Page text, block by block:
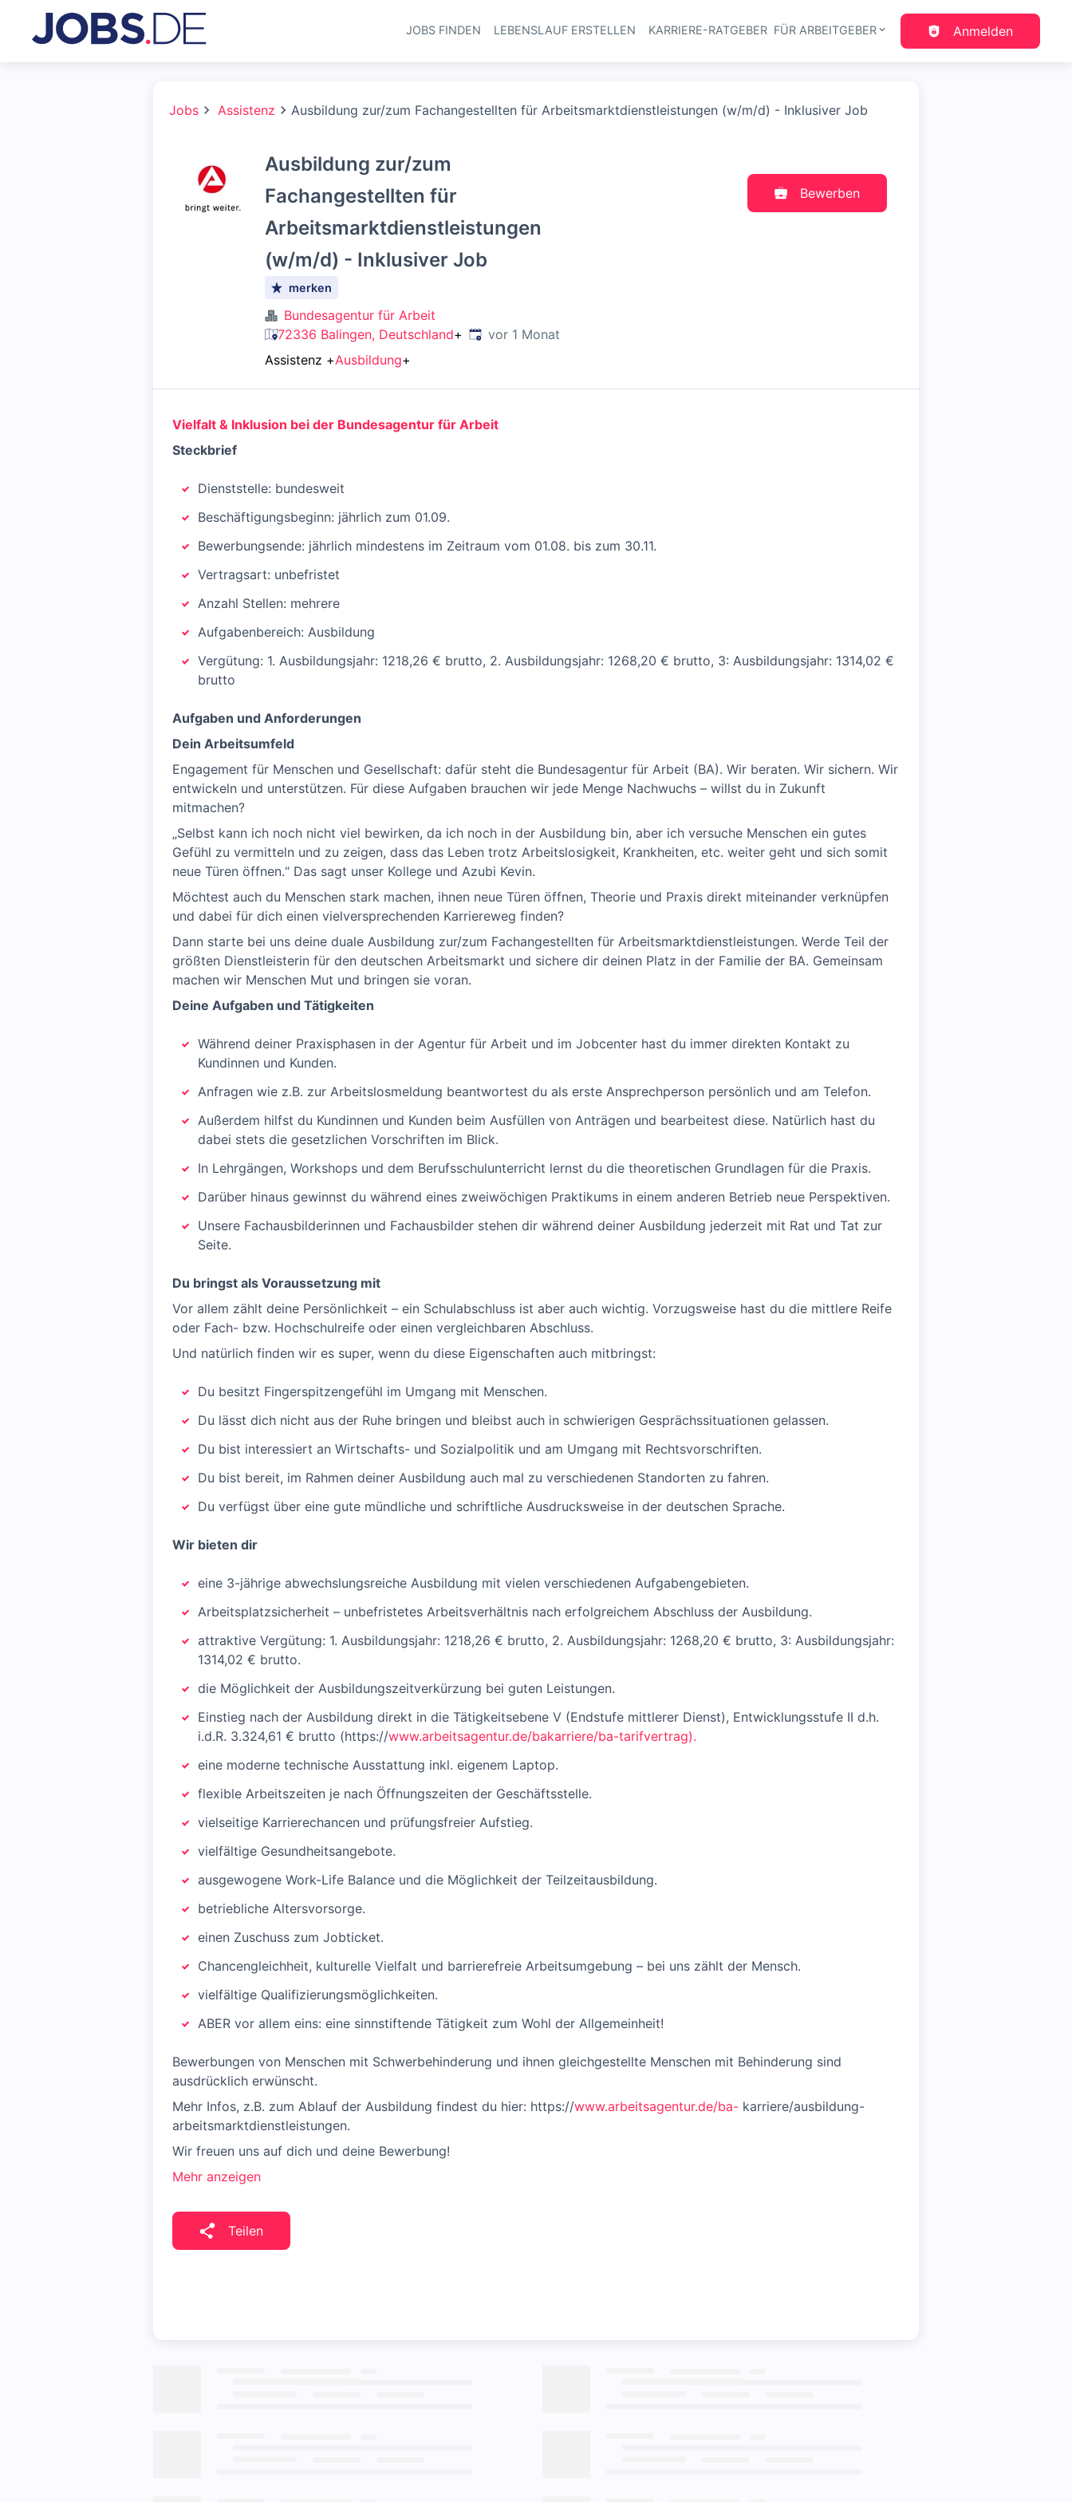
Haupt-Navigation
JOBS FINDEN LEBENSLAUF ERSTELLEN KARRIERE-RATGEBER FÜR ARBEITGEBER Anmelden
Jobs Assistenz Ausbildung zur/zum Fachangestellten für Arbeitsmarktdienstleistungen (w/m/d) - Inklusiver Job
Ausbildung zur/zum
Fachangestellten für
Arbeitsmarktdienstleistungen
(w/m/d) - Inklusiver Job
merken
Bundesagentur für Arbeit
72336 Balingen, Deutschland+ Veröffentlicht:
vor 1 Monat
Assistenz +Ausbildung+
Bewerben
Vielfalt & Inklusion bei der Bundesagentur für Arbeit
Steckbrief
Dienststelle: bundesweit
Beschäftigungsbeginn: jährlich zum 01.09.
Bewerbungsende: jährlich mindestens im Zeitraum vom 01.08. bis zum 30.11.
Vertragsart: unbefristet
Anzahl Stellen: mehrere
Aufgabenbereich: Ausbildung
Vergütung: 1. Ausbildungsjahr: 1218,26 € brutto, 2. Ausbildungsjahr: 1268,20 € brutto, 3: Ausbildungsjahr: 1314,02 €
brutto
Aufgaben und Anforderungen
Dein Arbeitsumfeld
Engagement für Menschen und Gesellschaft: dafür steht die Bundesagentur für Arbeit (BA). Wir beraten. Wir sichern. Wir
entwickeln und unterstützen. Für diese Aufgaben brauchen wir jede Menge Nachwuchs – willst du in Zukunft
mitmachen?
„Selbst kann ich noch nicht viel bewirken, da ich noch in der Ausbildung bin, aber ich versuche Menschen ein gutes
Gefühl zu vermitteln und zu zeigen, dass das Leben trotz Arbeitslosigkeit, Krankheiten, etc. weiter geht und sich somit
neue Türen öffnen.“ Das sagt unser Kollege und Azubi Kevin.
Möchtest auch du Menschen stark machen, ihnen neue Türen öffnen, Theorie und Praxis direkt miteinander verknüpfen
und dabei für dich einen vielversprechenden Karriereweg finden?
Dann starte bei uns deine duale Ausbildung zur/zum Fachangestellten für Arbeitsmarktdienstleistungen. Werde Teil der
größten Dienstleisterin für den deutschen Arbeitsmarkt und sichere dir deinen Platz in der Familie der BA. Gemeinsam
machen wir Menschen Mut und bringen sie voran.
Deine Aufgaben und Tätigkeiten
Während deiner Praxisphasen in der Agentur für Arbeit und im Jobcenter hast du immer direkten Kontakt zu
Kundinnen und Kunden.
Anfragen wie z.B. zur Arbeitslosmeldung beantwortest du als erste Ansprechperson persönlich und am Telefon.
Außerdem hilfst du Kundinnen und Kunden beim Ausfüllen von Anträgen und bearbeitest diese. Natürlich hast du
dabei stets die gesetzlichen Vorschriften im Blick.
In Lehrgängen, Workshops und dem Berufsschulunterricht lernst du die theoretischen Grundlagen für die Praxis.
Darüber hinaus gewinnst du während eines zweiwöchigen Praktikums in einem anderen Betrieb neue Perspektiven.
Unsere Fachausbilderinnen und Fachausbilder stehen dir während deiner Ausbildung jederzeit mit Rat und Tat zur
Seite.
Du bringst als Voraussetzung mit
Vor allem zählt deine Persönlichkeit – ein Schulabschluss ist aber auch wichtig. Vorzugsweise hast du die mittlere Reife
oder Fach- bzw. Hochschulreife oder einen vergleichbaren Abschluss.
Und natürlich finden wir es super, wenn du diese Eigenschaften auch mitbringst:
Du besitzt Fingerspitzengefühl im Umgang mit Menschen.
Du lässt dich nicht aus der Ruhe bringen und bleibst auch in schwierigen Gesprächssituationen gelassen.
Du bist interessiert an Wirtschafts- und Sozialpolitik und am Umgang mit Rechtsvorschriften.
Du bist bereit, im Rahmen deiner Ausbildung auch mal zu verschiedenen Standorten zu fahren.
Du verfügst über eine gute mündliche und schriftliche Ausdrucksweise in der deutschen Sprache.
Wir bieten dir
eine 3-jährige abwechslungsreiche Ausbildung mit vielen verschiedenen Aufgabengebieten.
Arbeitsplatzsicherheit – unbefristetes Arbeitsverhältnis nach erfolgreichem Abschluss der Ausbildung.
attraktive Vergütung: 1. Ausbildungsjahr: 1218,26 € brutto, 2. Ausbildungsjahr: 1268,20 € brutto, 3: Ausbildungsjahr:
1314,02 € brutto.
die Möglichkeit der Ausbildungszeitverkürzung bei guten Leistungen.
Einstieg nach der Ausbildung direkt in die Tätigkeitsebene V (Endstufe mittlerer Dienst), Entwicklungsstufe II d.h.
i.d.R. 3.324,61 € brutto (https://www.arbeitsagentur.de/bakarriere/ba-tarifvertrag).
eine moderne technische Ausstattung inkl. eigenem Laptop.
flexible Arbeitszeiten je nach Öffnungszeiten der Geschäftsstelle.
vielseitige Karrierechancen und prüfungsfreier Aufstieg.
vielfältige Gesundheitsangebote.
ausgewogene Work-Life Balance und die Möglichkeit der Teilzeitausbildung.
betriebliche Altersvorsorge.
einen Zuschuss zum Jobticket.
Chancengleichheit, kulturelle Vielfalt und barrierefreie Arbeitsumgebung – bei uns zählt der Mensch.
vielfältige Qualifizierungsmöglichkeiten.
ABER vor allem eins: eine sinnstiftende Tätigkeit zum Wohl der Allgemeinheit!
Bewerbungen von Menschen mit Schwerbehinderung und ihnen gleichgestellte Menschen mit Behinderung sind
ausdrücklich erwünscht.
Mehr Infos, z.B. zum Ablauf der Ausbildung findest du hier: https://www.arbeitsagentur.de/ba- karriere/ausbildung-
arbeitsmarktdienstleistungen.
Wir freuen uns auf dich und deine Bewerbung!
Mehr anzeigen
Teilen